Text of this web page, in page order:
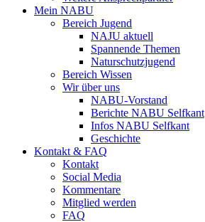
Mein NABU
Bereich Jugend
NAJU aktuell
Spannende Themen
Naturschutzjugend
Bereich Wissen
Wir über uns
NABU-Vorstand
Berichte NABU Selfkant
Infos NABU Selfkant
Geschichte
Kontakt & FAQ
Kontakt
Social Media
Kommentare
Mitglied werden
FAQ